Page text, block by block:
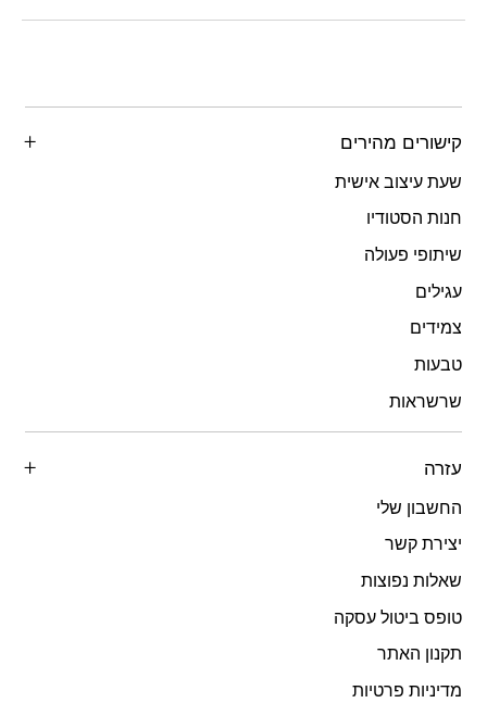
קישורים מהירים
שעת עיצוב אישית
חנות הסטודיו
שיתופי פעולה
עגילים
צמידים
טבעות
שרשראות
עזרה
החשבון שלי
יצירת קשר
שאלות נפוצות
טופס ביטול עסקה
תקנון האתר
מדיניות פרטיות